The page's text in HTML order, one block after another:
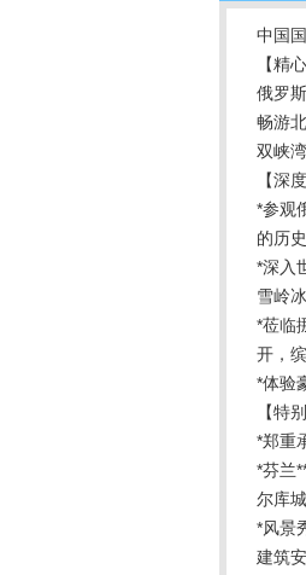
中国
【精
俄罗
畅游
双峡
【深
*参观
的历
*深入
雪岭
*莅临
开，
*体验
【特
*郑重
*芬兰
尔库
*风景
建筑